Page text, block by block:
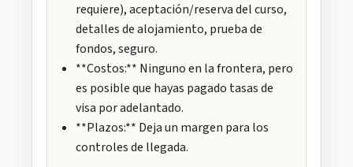
requiere), aceptación/reserva del curso,
detalles de alojamiento, prueba de
fondos, seguro.
**Costos:** Ninguno en la frontera, pero
es posible que hayas pagado tasas de
visa por adelantado.
**Plazos:** Deja un margen para los
controles de llegada.